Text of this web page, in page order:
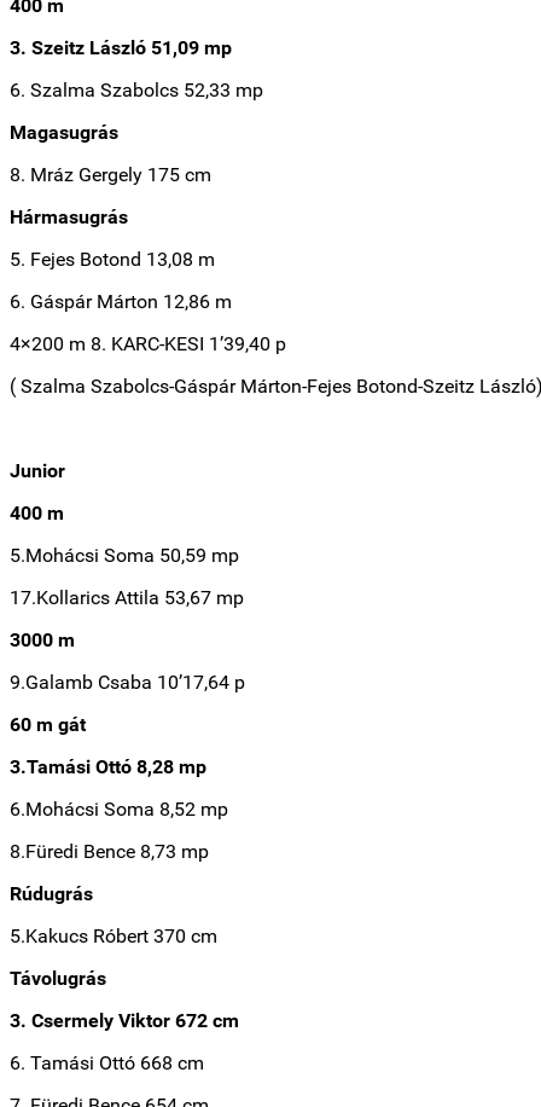
400 m
3. Szeitz László 51,09 mp
6. Szalma Szabolcs 52,33 mp
Magasugrás
8. Mráz Gergely 175 cm
Hármasugrás
5. Fejes Botond 13,08 m
6. Gáspár Márton 12,86 m
4×200 m 8. KARC-KESI 1’39,40 p
( Szalma Szabolcs-Gáspár Márton-Fejes Botond-Szeitz
Junior
400 m
5.Mohácsi Soma 50,59 mp
17.Kollarics Attila 53,67 mp
3000 m
9.Galamb Csaba 10’17,64 p
60 m gát
3.Tamási Ottó 8,28 mp
6.Mohácsi Soma 8,52 mp
8.Füredi Bence 8,73 mp
Rúdugrás
5.Kakucs Róbert 370 cm
Távolugrás
3. Csermely Viktor 672 cm
6. Tamási Ottó 668 cm